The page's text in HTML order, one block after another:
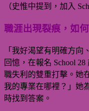
（史惟中提到，加入
職涯出現裂痕，如
「我好渴望有明確方
回憶，在報名 School
職失利的雙重打擊。她
我的專業在哪裡？」她
時找到答案。